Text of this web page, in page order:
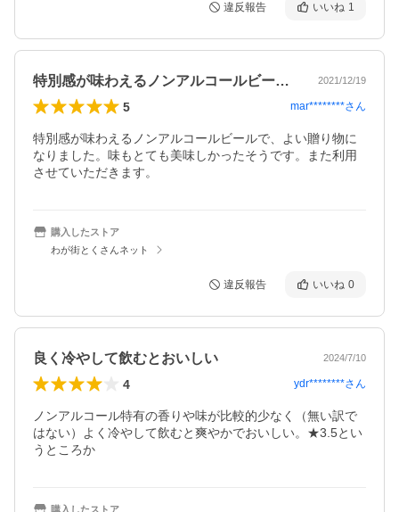
違反報告 いいね 1
特別感が味わえるノンアルコールビールで… 2021/12/19
5 mar********さん
特別感が味わえるノンアルコールビールで、よい贈り物に
なりました。味もとても美味しかったそうです。また利用
させていただきます。
購入したストア
わが街とくさんネット
違反報告 いいね 0
良く冷やして飲むとおいしい 2024/7/10
4 ydr********さん
ノンアルコール特有の香りや味が比較的少なく（無い訳で
はない）よく冷やして飲むと爽やかでおいしい。★3.5とい
うところか
購入したストア